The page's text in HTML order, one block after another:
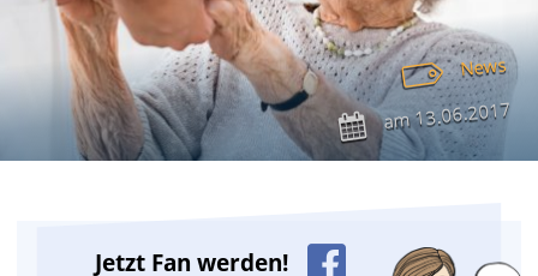
News
am13.06.2017
Jetzt Fan werden!